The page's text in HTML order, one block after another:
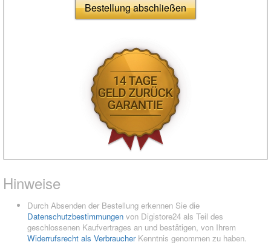
Bestellung abschließen
Hinweise
Durch Absenden der Bestellung erkennen Sie die
Datenschutzbestimmungen von Digistore24 als Teil des
geschlossenen Kaufvertrages an und bestätigen, von Ihrem
Widerrufsrecht als VerbraucherKenntnis genommen zu haben.